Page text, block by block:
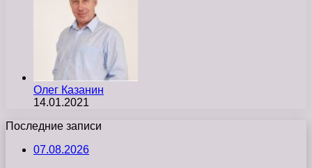
Олег Казанин
14.01.2021
Последние записи
07.08.2026